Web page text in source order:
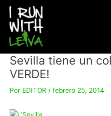
contenido
Sevilla tiene un
VERDE!
Por EDITOR / febrero 25, 2014